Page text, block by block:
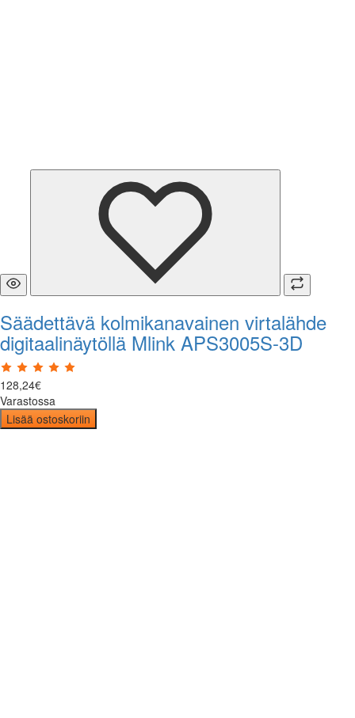
Säädettävä kolmikanavainen virtalähde
digitaalinäytöllä Mlink APS3005S-3D
128,24€
Varastossa
Lisää ostoskoriin